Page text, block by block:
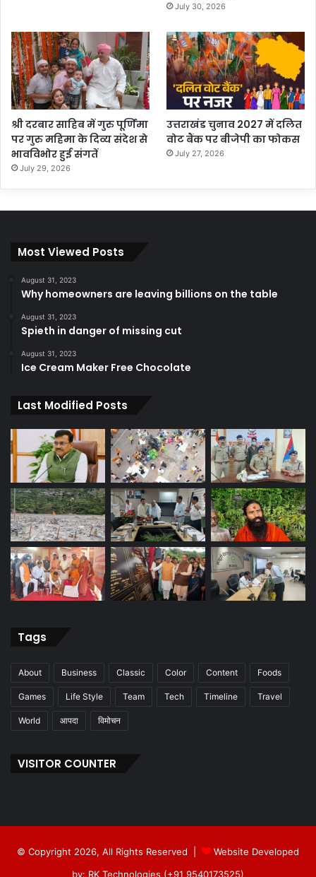
July 30, 2026
श्री दरबार साहिब में गुरु पूर्णिमा
पर गुरु महिमा के दिव्य संदेश से
भावविभोर हुई संगतें
July 29, 2026
उत्तराखंड चुनाव 2027 में दलित
वोट बैंक पर बीजेपी का फोकस
July 27, 2026
Most Viewed Posts
August 31, 2023
Why homeowners are leaving billions on the table
August 31, 2023
Spieth in danger of missing cut
August 31, 2023
Ice Cream Maker Free Chocolate
Last Modified Posts
Tags
About Business Classic Color Content Foods
Games Life Style Team Tech Timeline Travel
World आपदा विमोचन
VISITOR COUNTER
© Copyright 2026, All Rights Reserved |
Website Developed
by: RK Technologies (+91 9540173525)